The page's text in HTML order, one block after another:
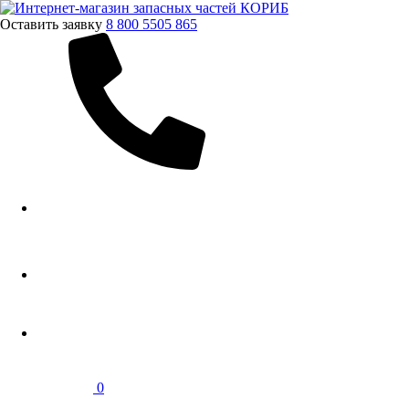
Оставить заявку 8 800 5505 865
0